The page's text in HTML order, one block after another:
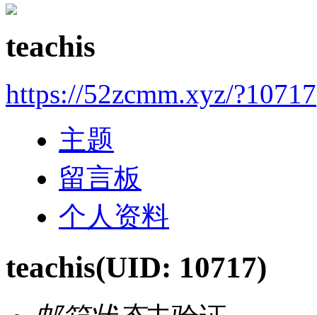
teachis
https://52zcmm.xyz/?10717
主题
留言板
个人资料
teachis(UID: 10717)